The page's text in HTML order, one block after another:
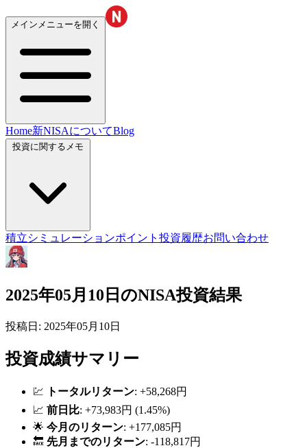
メインメニューを開く
Home新NISAについてBlog
積立シミュレーションポイント投資履歴お問い合わせ
2025年05月10日のNISA投資結果
投稿日: 2025年05月10日
投資成績サマリー
💹 トータルリターン: +58,268円
📈 前日比: +73,983円 (1.45%)
🌟 今月のリターン: +177,085円
🔙 先月までのリターン: -118,817円